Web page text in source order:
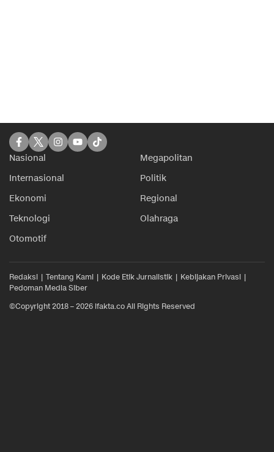
Nasional
Megapolitan
Internasional
Politik
Ekonomi
Regional
Teknologi
Olahraga
Otomotif
Redaksi Tentang Kami Kode Etik Jurnalistik
Kebijakan Privasi
Pedoman Media Siber
©Copyright 2018 – 2026 ifakta.co All Rights Reserved